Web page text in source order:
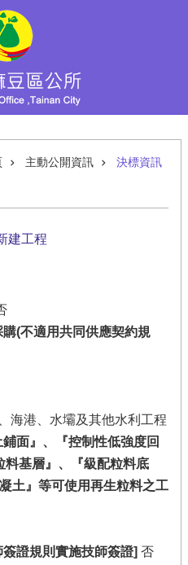
主動公開資訊 決標資訊
建工程
(不適用共同供應契約規
海港、水壩及其他水利工程
面』、『控制性低強度回
基層』、『級配粒料底
土』等可使用再生粒料之工
證規則實施技師簽證] 否